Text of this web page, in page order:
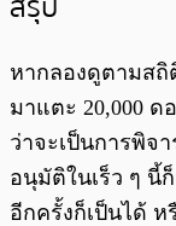
หากลองดูตามสถิ
มาแตะ 20,000
ว่าจะเป็นการพิจ
อนุมัติในเร็ว ๆ นี้
อีกครั้งก็เป็นได้ ห